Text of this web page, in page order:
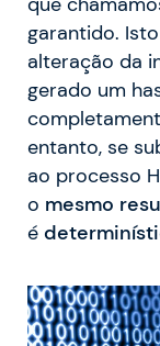
garantido.
alteração da
gerado um
entanto, se
ao processo
o mesmo
é